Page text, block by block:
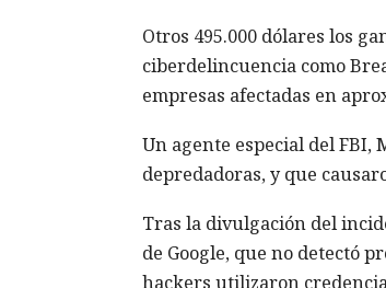
Otros 495.000 dólares los
ciberdelincuencia como
empresas afectadas en
Un agente especial del
depredadoras, y que
Tras la divulgación del
de Google, que no detectó
hackers utilizaron